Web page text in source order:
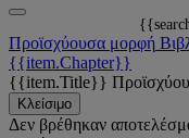
Προϊσχύουσα μορφή
{{item.Chapter}}
{{item.Title}}
Κλείσιμο
Δεν βρέθηκαν